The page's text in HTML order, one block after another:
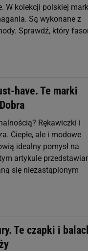
W kolekcji polskiej
Są wykonane z
Sprawdź, który
have. Te marki
Rękawiczki i
Ciepłe, ale i modowe
idealny pomysł na
artykule
się niezastąpionym
Te czapki i